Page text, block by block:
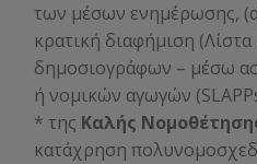
των μέσων ενημέρωσης,
κρατική διαφήμιση
δημοσιογράφων – μέσω
ή νομικών αγωγών
* της Καλής
κατάχρηση